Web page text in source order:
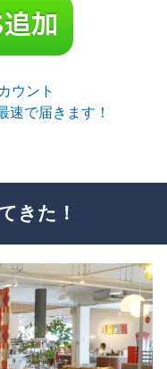
ウント
速で届きます！
きた！